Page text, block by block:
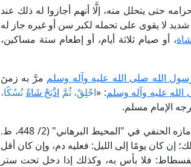
حتى يتحلل منه، إلَّا أنهم أجازوا له ذلك عند
لا يقوى على تحمله لكبر سن أو غيره جاز له
، أو صيام ثلاثة أيام، أو إطعام ستة مساكين،
الله صلى الله عليه وآله وسلم مرَّ به زمنَ
الله عليه وآله وسلم: «احْلِقْ، ثُمَّ اذْبَحْ شَاةً نُسُكًا،
الإمام مسلم.
وقد تتابعت نصوص الفقهاء على ذلك؛ قال الشيخ برهان الدين ابن مازه الحنفي في "المحيط البرهاني" (2/ 448، ط.
إن كان يومًا إلى الليل: فعليه دم، وإن كان أقل
فلا بأس به، وكذلك إذا دخل تحت ستر